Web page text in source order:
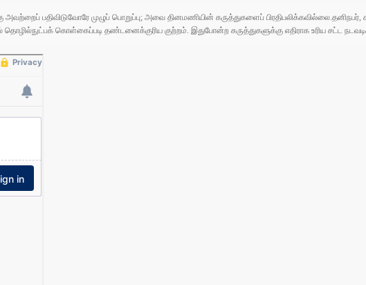
அவற்றைப் பதிவிடுவோரே முழுப் பொறுப்பு; அவை தினமணியின் கருத்துகளைப்
கொள்கைப்படி தண்டனைக்குரிய குற்றம். இதுபோன்ற கருத்துகளுக்கு எதிராக உரிய சட்ட